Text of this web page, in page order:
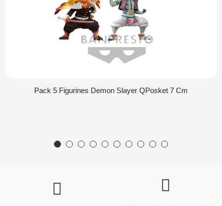
Pack 5 Figurines Demon Slayer QPosket 7 Cm